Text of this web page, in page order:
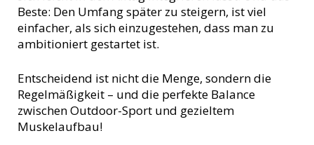
Beste: Den Umfang später zu steigern, ist viel
einfacher, als sich einzugestehen, dass man zu
ambitioniert gestartet ist.
Entscheidend ist nicht die Menge, sondern die
Regelmäßigkeit – und die perfekte Balance
zwischen Outdoor-Sport und gezieltem
Muskelaufbau!